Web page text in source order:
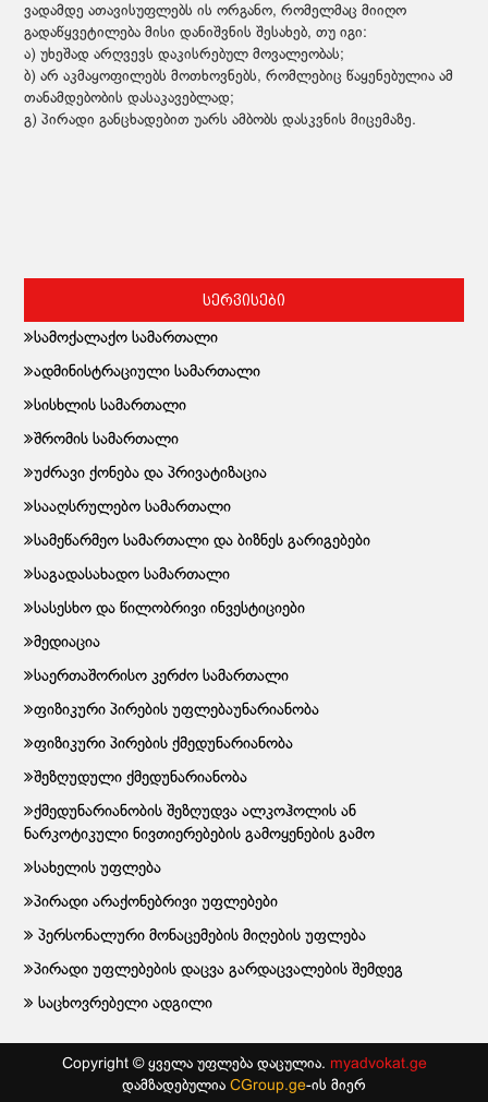
ვადამდე ათავისუფლებს ის ორგანო, რომელმაც მიიღო
გადაწყვეტილება მისი დანიშვნის შესახებ, თუ იგი:
ა) უხეშად არღვევს დაკისრებულ მოვალეობას;
ბ) არ აკმაყოფილებს მოთხოვნებს, რომლებიც წაყენებულია ამ
თანამდებობის დასაკავებლად;
გ) პირადი განცხადებით უარს ამბობს დასკვნის მიცემაზე.
სერვისები
სამოქალაქო სამართალი
ადმინისტრაციული სამართალი
სისხლის სამართალი
შრომის სამართალი
უძრავი ქონება და პრივატიზაცია
სააღსრულებო სამართალი
სამეწარმეო სამართალი და ბიზნეს გარიგებები
საგადასახადო სამართალი
სასესხო და წილობრივი ინვესტიციები
მედიაცია
საერთაშორისო კერძო სამართალი
ფიზიკური პირების უფლებაუნარიანობა
ფიზიკური პირების ქმედუნარიანობა
შეზღუდული ქმედუნარიანობა
ქმედუნარიანობის შეზღუდვა ალკოჰოლის ან
ნარკოტიკული ნივთიერებების გამოყენების გამო
სახელის უფლება
პირადი არაქონებრივი უფლებები
პერსონალური მონაცემების მიღების უფლება
პირადი უფლებების დაცვა გარდაცვალების შემდეგ
საცხოვრებელი ადგილი
Copyright © ყველა უფლება დაცულია. myadvokat.ge
დამზადებულია CGroup.ge-ის მიერ